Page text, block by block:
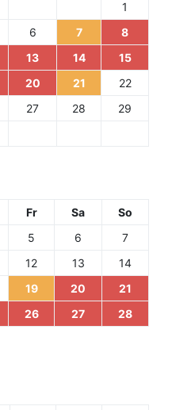
1
6 7
8
13 14
15
20 21
22
27 28
29
Fr Sa
So
5 6
7
12 13
14
19 20
21
26 27 28